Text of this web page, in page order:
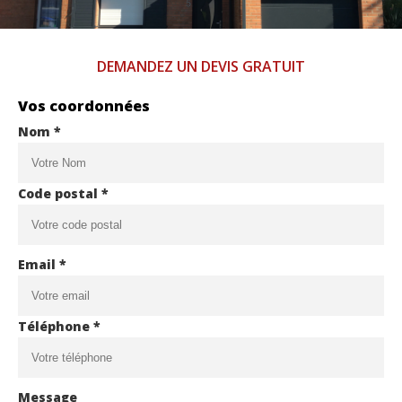
DEMANDEZ UN DEVIS GRATUIT
Vos coordonnées
Nom *
Code postal *
Email *
Téléphone *
Message